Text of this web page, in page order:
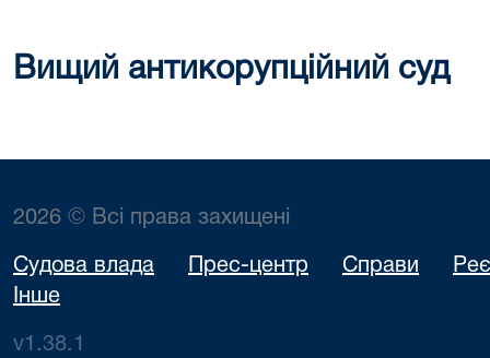
Вищий антикорупційний суд
2026 © Всі права захищені
Судова влада Прес-центр Справи
Інше
v1.38.1